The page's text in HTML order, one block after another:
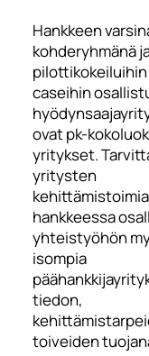
Hankkeen
kohderyhmänä
pilottikokeiluihin
caseihin
ovat pk-
yritykset.
yritysten
hankkeessa
yhteistyöhön
isompia
tiedon,
toiveiden